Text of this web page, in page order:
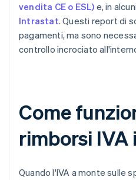
vendita CE o ESL) e, in
Intrastat. Questi report di
pagamenti, ma sono
controllo incrociato
Come
rimborsi IVA
Quando l'IVA a monte sulle